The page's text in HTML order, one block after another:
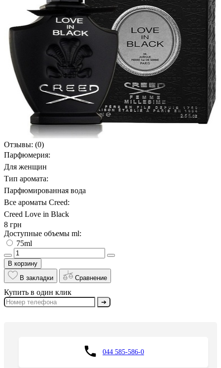
Отзывы: (0)
Парфюмерия:
Для женщин
Тип аромата:
Парфюмированная вода
Все ароматы Creed:
Creed Love in Black
8 грн
Доступные объемы ml:
75ml
В корзину
В закладки
Сравнение
Купить в один клик
➔
044 585-586-0